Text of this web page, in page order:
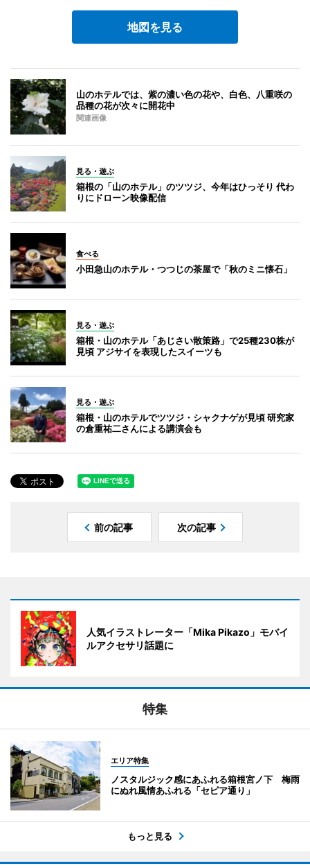
地図を見る
山のホテルでは、紫の濃い色の花や、白色、八重咲の
品種の花が次々に開花中
関連画像
見る・遊ぶ
箱根の「山のホテル」のツツジ、今年はひっそり 代わ
りにドローン映像配信
食べる
小田急山のホテル・つつじの茶屋で「秋のミニ懐石」
見る・遊ぶ
箱根・山のホテル「あじさい散策路」で25種230株が
見頃 アジサイを表現したスイーツも
見る・遊ぶ
箱根・山のホテルでツツジ・シャクナゲが見頃 研究家
の倉重祐二さんによる講演会も
前の記事 次の記事
人気イラストレーター「Mika Pikazo」モバイ
ルアクセサリ話題に
特集
エリア特集
ノスタルジック感にあふれる箱根宮ノ下 梅雨
にぬれ風情あふれる「セピア通り」
もっと見る